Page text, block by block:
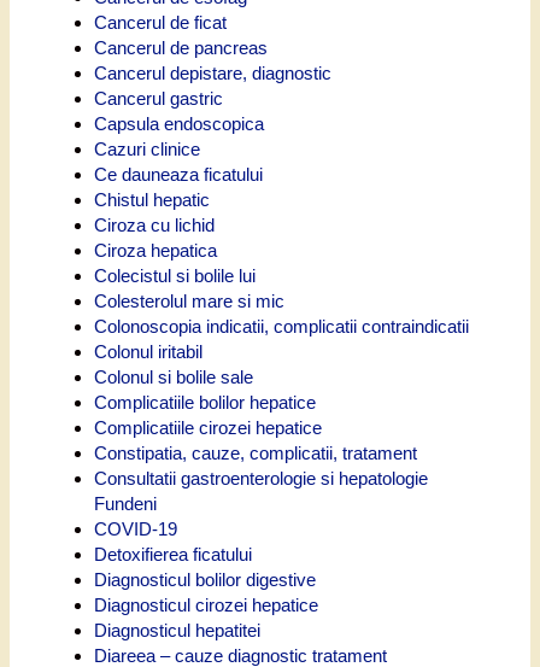
Cancerul de ficat
Cancerul de pancreas
Cancerul depistare, diagnostic
Cancerul gastric
Capsula endoscopica
Cazuri clinice
Ce dauneaza ficatului
Chistul hepatic
Ciroza cu lichid
Ciroza hepatica
Colecistul si bolile lui
Colesterolul mare si mic
Colonoscopia indicatii, complicatii contraindicatii
Colonul iritabil
Colonul si bolile sale
Complicatiile bolilor hepatice
Complicatiile cirozei hepatice
Constipatia, cauze, complicatii, tratament
Consultatii gastroenterologie si hepatologie
Fundeni
COVID-19
Detoxifierea ficatului
Diagnosticul bolilor digestive
Diagnosticul cirozei hepatice
Diagnosticul hepatitei
Diareea – cauze diagnostic tratament